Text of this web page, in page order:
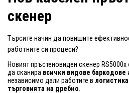
скенер
Търсите начин да повишите
работните си процеси?
Новият пръстеновиден скенер
да сканира всички видове баркодове
независимо дали работите в
търговията на дребно